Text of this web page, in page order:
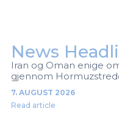
News
Iran og Oman enige
gjennom
7. AUGUST 2026
Read article